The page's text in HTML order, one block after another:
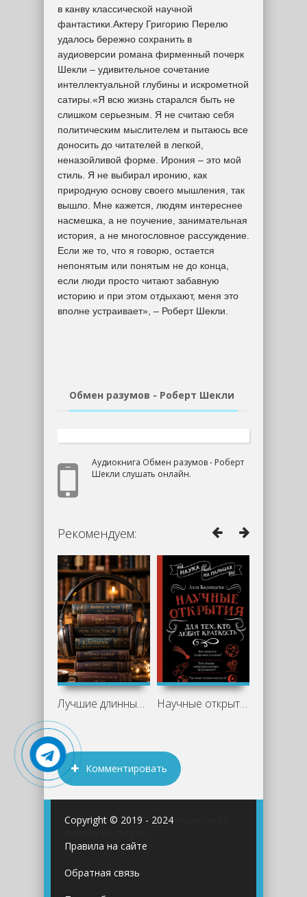
в канву классической научной
фантастики.Актеру Григорию Перелю
удалось бережно сохранить в
аудиоверсии романа фирменный почерк
Шекли – удивительное сочетание
интеллектуальной глубины и искрометной
сатиры.«Я всю жизнь старался быть не
слишком серьезным. Я не считаю себя
политическим мыслителем и пытаюсь все
доносить до читателей в легкой,
неназойливой форме. Ирония – это мой
стиль. Я не выбирал иронию, как
природную основу своего мышления, так
вышло. Мне кажется, людям интереснее
насмешка, а не поучение, занимательная
история, а не многословное рассуждение.
Если же то, что я говорю, остается
непонятым или понятым не до конца,
если люди просто читают забавную
историю и при этом отдыхают, меня это
вполне устраивает», – Роберт Шекли.
Обмен разумов - Роберт Шекли
Аудиокнига Обмен разумов - Роберт
Шекли слушать онлайн.
Рекомендуем:
Лучшие длинные аудиокниги: что слушать Научные открытия для тех, кто любит
Комментировать
Copyright © 2019 - 2024
Правила на сайте
Обратная связь